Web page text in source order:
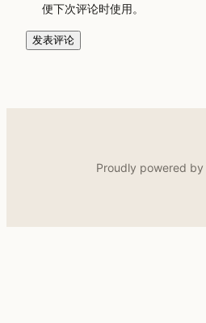
便下次评论时使用。
Proudly powered by